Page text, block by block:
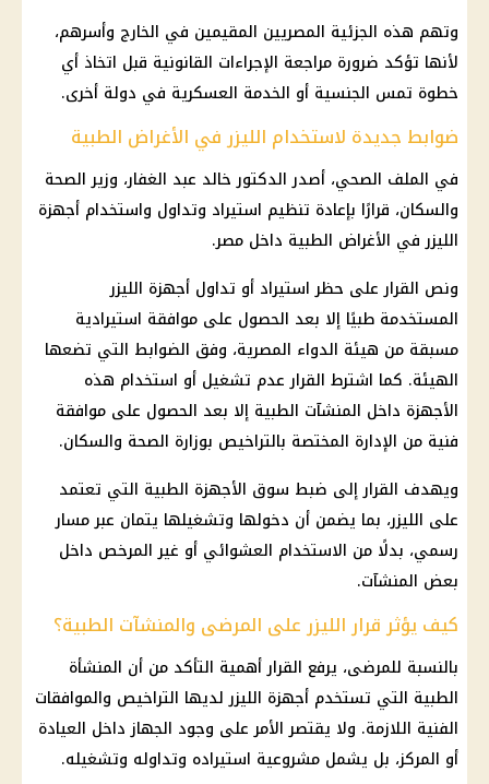
وتهم هذه الجزئية المصريين المقيمين في الخارج وأسرهم،
لأنها تؤكد ضرورة مراجعة الإجراءات القانونية قبل اتخاذ أي
خطوة تمس الجنسية أو الخدمة العسكرية في دولة أخرى.
ضوابط جديدة لاستخدام الليزر في الأغراض الطبية
في الملف الصحي، أصدر الدكتور خالد عبد الغفار، وزير الصحة
والسكان، قرارًا بإعادة تنظيم استيراد وتداول واستخدام أجهزة
الليزر في الأغراض الطبية داخل مصر.
ونص القرار على حظر استيراد أو تداول أجهزة الليزر
المستخدمة طبيًا إلا بعد الحصول على موافقة استيرادية
مسبقة من هيئة الدواء المصرية، وفق الضوابط التي تضعها
الهيئة. كما اشترط القرار عدم تشغيل أو استخدام هذه
الأجهزة داخل المنشآت الطبية إلا بعد الحصول على موافقة
فنية من الإدارة المختصة بالتراخيص بوزارة الصحة والسكان.
ويهدف القرار إلى ضبط سوق الأجهزة الطبية التي تعتمد
على الليزر، بما يضمن أن دخولها وتشغيلها يتمان عبر مسار
رسمي، بدلًا من الاستخدام العشوائي أو غير المرخص داخل
بعض المنشآت.
كيف يؤثر قرار الليزر على المرضى والمنشآت الطبية؟
بالنسبة للمرضى، يرفع القرار أهمية التأكد من أن المنشأة
الطبية التي تستخدم أجهزة الليزر لديها التراخيص والموافقات
الفنية اللازمة. ولا يقتصر الأمر على وجود الجهاز داخل العيادة
أو المركز، بل يشمل مشروعية استيراده وتداوله وتشغيله.